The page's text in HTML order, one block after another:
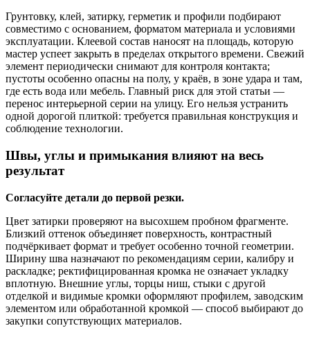
Грунтовку, клей, затирку, герметик и профили подбирают
совместимо с основанием, форматом материала и условиями
эксплуатации. Клеевой состав наносят на площадь, которую
мастер успеет закрыть в пределах открытого времени. Свежий
элемент периодически снимают для контроля контакта;
пустоты особенно опасны на полу, у краёв, в зоне удара и там,
где есть вода или мебель. Главный риск для этой статьи —
перенос интерьерной серии на улицу. Его нельзя устранить
одной дорогой плиткой: требуется правильная конструкция и
соблюдение технологии.
Швы, углы и примыкания влияют на весь
результат
Согласуйте детали до первой резки.
Цвет затирки проверяют на высохшем пробном фрагменте.
Близкий оттенок объединяет поверхность, контрастный
подчёркивает формат и требует особенно точной геометрии.
Ширину шва назначают по рекомендациям серии, калибру и
раскладке; ректифицированная кромка не означает укладку
вплотную. Внешние углы, торцы ниш, стыки с другой
отделкой и видимые кромки оформляют профилем, заводским
элементом или обработанной кромкой — способ выбирают до
закупки сопутствующих материалов.